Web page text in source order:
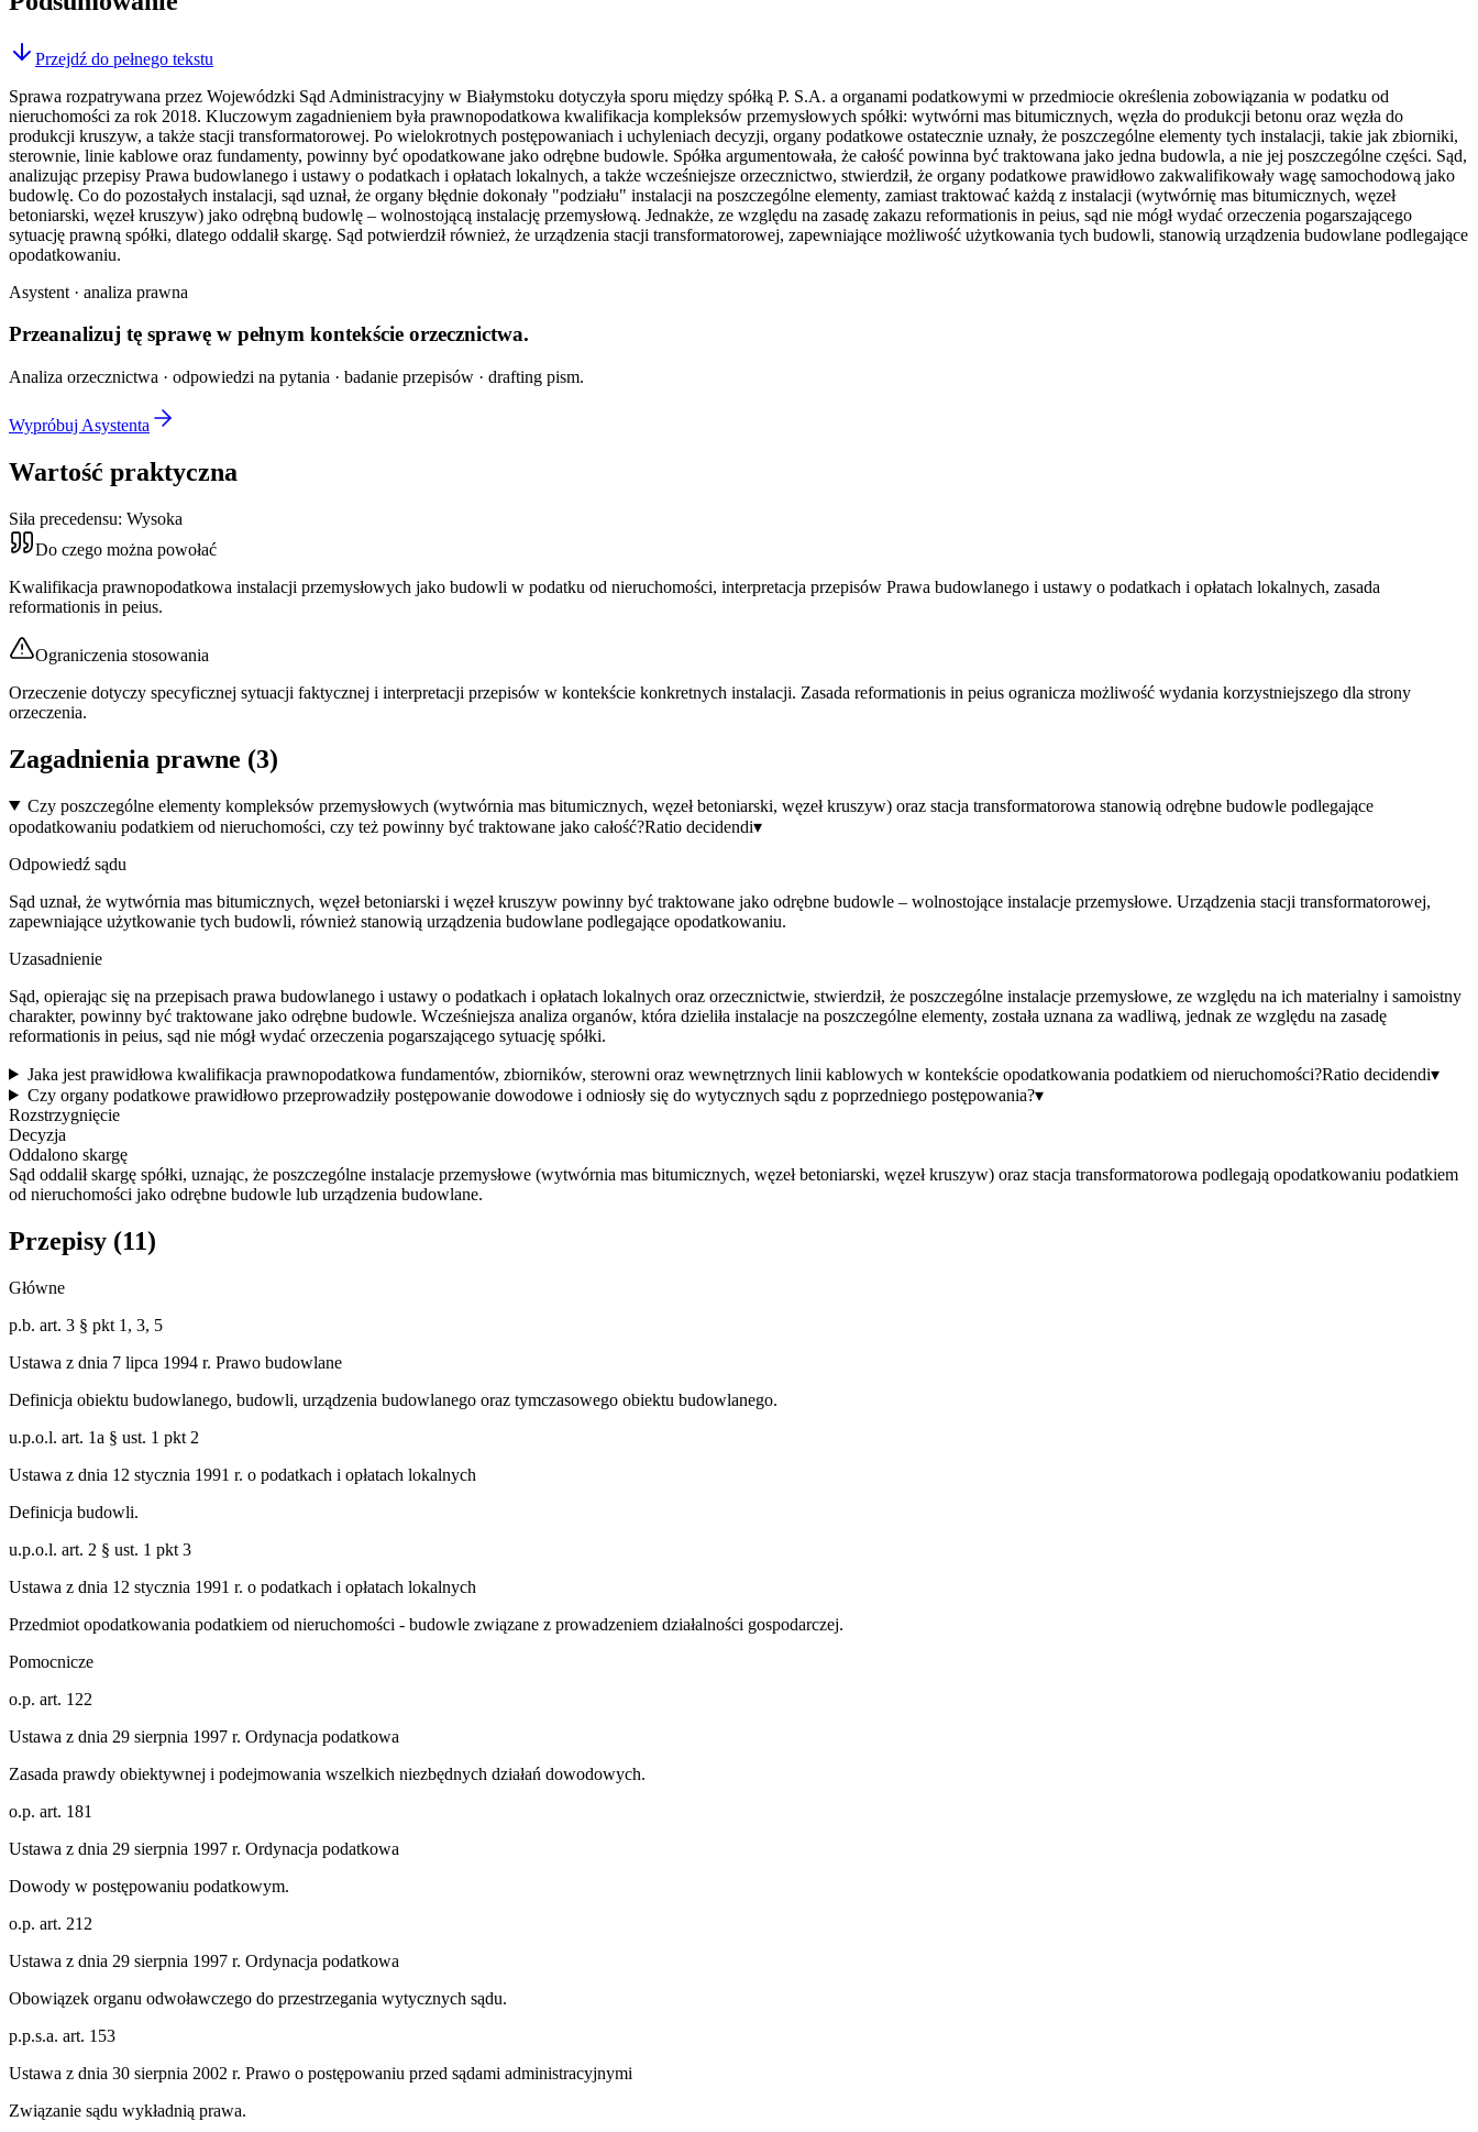
Przejdź do pełnego tekstu
Sprawa rozpatrywana przez Wojewódzki Sąd Administracyjny w Białymstoku dotyczyła sporu między spółką P. S.A. a organami podatkowymi w przedmiocie określenia zobowiązania w podatku od
nieruchomości za rok 2018. Kluczowym zagadnieniem była prawnopodatkowa kwalifikacja kompleksów przemysłowych spółki: wytwórni mas bitumicznych, węzła do produkcji betonu oraz węzła do
produkcji kruszyw, a także stacji transformatorowej. Po wielokrotnych postępowaniach i uchyleniach decyzji, organy podatkowe ostatecznie uznały, że poszczególne elementy tych instalacji, takie jak zbiorniki,
sterownie, linie kablowe oraz fundamenty, powinny być opodatkowane jako odrębne budowle. Spółka argumentowała, że całość powinna być traktowana jako jedna budowla, a nie jej poszczególne części. Sąd,
analizując przepisy Prawa budowlanego i ustawy o podatkach i opłatach lokalnych, a także wcześniejsze orzecznictwo, stwierdził, że organy podatkowe prawidłowo zakwalifikowały wagę samochodową jako
budowlę. Co do pozostałych instalacji, sąd uznał, że organy błędnie dokonały "podziału" instalacji na poszczególne elementy, zamiast traktować każdą z instalacji (wytwórnię mas bitumicznych, węzeł
betoniarski, węzeł kruszyw) jako odrębną budowlę – wolnostojącą instalację przemysłową. Jednakże, ze względu na zasadę zakazu reformationis in peius, sąd nie mógł wydać orzeczenia pogarszającego
sytuację prawną spółki, dlatego oddalił skargę. Sąd potwierdził również, że urządzenia stacji transformatorowej, zapewniające możliwość użytkowania tych budowli, stanowią urządzenia budowlane podlegające
opodatkowaniu.
Asystent · analiza prawna
Przeanalizuj tę sprawę w pełnym kontekście orzecznictwa.
Analiza orzecznictwa · odpowiedzi na pytania · badanie przepisów · drafting pism.
Wypróbuj Asystenta
Wartość praktyczna
Siła precedensu: Wysoka
Do czego można powołać
Kwalifikacja prawnopodatkowa instalacji przemysłowych jako budowli w podatku od nieruchomości, interpretacja przepisów Prawa budowlanego i ustawy o podatkach i opłatach lokalnych, zasada
reformationis in peius.
Ograniczenia stosowania
Orzeczenie dotyczy specyficznej sytuacji faktycznej i interpretacji przepisów w kontekście konkretnych instalacji. Zasada reformationis in peius ogranicza możliwość wydania korzystniejszego dla strony
orzeczenia.
Zagadnienia prawne (3)
Czy poszczególne elementy kompleksów przemysłowych (wytwórnia mas bitumicznych, węzeł betoniarski, węzeł kruszyw) oraz stacja transformatorowa stanowią odrębne budowle podlegające
opodatkowaniu podatkiem od nieruchomości, czy też powinny być traktowane jako całość?Ratio decidendi▾
Odpowiedź sądu
Sąd uznał, że wytwórnia mas bitumicznych, węzeł betoniarski i węzeł kruszyw powinny być traktowane jako odrębne budowle – wolnostojące instalacje przemysłowe. Urządzenia stacji transformatorowej,
zapewniające użytkowanie tych budowli, również stanowią urządzenia budowlane podlegające opodatkowaniu.
Uzasadnienie
Sąd, opierając się na przepisach prawa budowlanego i ustawy o podatkach i opłatach lokalnych oraz orzecznictwie, stwierdził, że poszczególne instalacje przemysłowe, ze względu na ich materialny i samoistny
charakter, powinny być traktowane jako odrębne budowle. Wcześniejsza analiza organów, która dzieliła instalacje na poszczególne elementy, została uznana za wadliwą, jednak ze względu na zasadę
reformationis in peius, sąd nie mógł wydać orzeczenia pogarszającego sytuację spółki.
Jaka jest prawidłowa kwalifikacja prawnopodatkowa fundamentów, zbiorników, sterowni oraz wewnętrznych linii kablowych w kontekście opodatkowania podatkiem od nieruchomości?Ratio decidendi▾
Czy organy podatkowe prawidłowo przeprowadziły postępowanie dowodowe i odniosły się do wytycznych sądu z poprzedniego postępowania?▾
Rozstrzygnięcie
Decyzja
Oddalono skargę
Sąd oddalił skargę spółki, uznając, że poszczególne instalacje przemysłowe (wytwórnia mas bitumicznych, węzeł betoniarski, węzeł kruszyw) oraz stacja transformatorowa podlegają opodatkowaniu podatkiem
od nieruchomości jako odrębne budowle lub urządzenia budowlane.
Przepisy (11)
Główne
p.b. art. 3 § pkt 1, 3, 5
Ustawa z dnia 7 lipca 1994 r. Prawo budowlane
Definicja obiektu budowlanego, budowli, urządzenia budowlanego oraz tymczasowego obiektu budowlanego.
u.p.o.l. art. 1a § ust. 1 pkt 2
Ustawa z dnia 12 stycznia 1991 r. o podatkach i opłatach lokalnych
Definicja budowli.
u.p.o.l. art. 2 § ust. 1 pkt 3
Ustawa z dnia 12 stycznia 1991 r. o podatkach i opłatach lokalnych
Przedmiot opodatkowania podatkiem od nieruchomości - budowle związane z prowadzeniem działalności gospodarczej.
Pomocnicze
o.p. art. 122
Ustawa z dnia 29 sierpnia 1997 r. Ordynacja podatkowa
Zasada prawdy obiektywnej i podejmowania wszelkich niezbędnych działań dowodowych.
o.p. art. 181
Ustawa z dnia 29 sierpnia 1997 r. Ordynacja podatkowa
Dowody w postępowaniu podatkowym.
o.p. art. 212
Ustawa z dnia 29 sierpnia 1997 r. Ordynacja podatkowa
Obowiązek organu odwoławczego do przestrzegania wytycznych sądu.
p.p.s.a. art. 153
Ustawa z dnia 30 sierpnia 2002 r. Prawo o postępowaniu przed sądami administracyjnymi
Związanie sądu wykładnią prawa.